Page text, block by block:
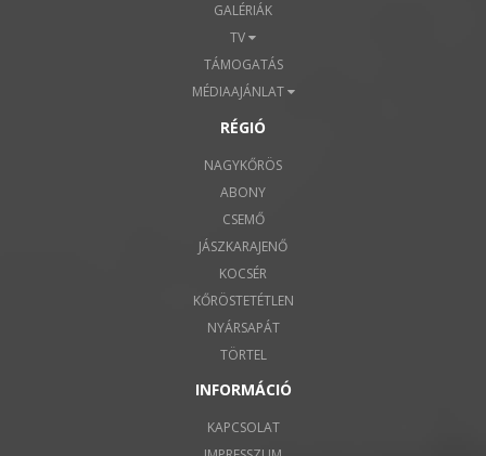
GALÉRIÁK
TV
TÁMOGATÁS
MÉDIAAJÁNLAT
RÉGIÓ
NAGYKŐRÖS
ABONY
CSEMŐ
JÁSZKARAJENŐ
KOCSÉR
KŐRÖSTETÉTLEN
NYÁRSAPÁT
TÖRTEL
INFORMÁCIÓ
KAPCSOLAT